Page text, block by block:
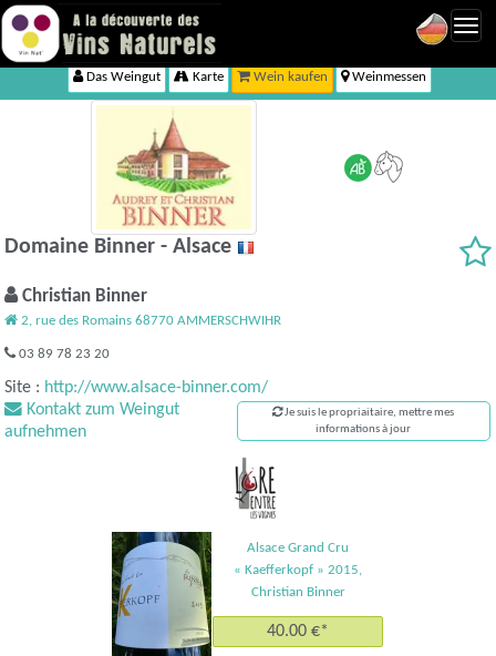
Das Weingut Karte Wein kaufen Weinmessen
Domaine Binner - Alsace
Christian Binner
2, rue des Romains 68770 AMMERSCHWIHR
03 89 78 23 20
Site : http://www.alsace-binner.com/
Kontakt zum Weingut
aufnehmen
Je suis le propriaitaire, mettre mes
informations à jour
Alsace Grand Cru
« Kaefferkopf » 2015,
Christian Binner
40.00 €*